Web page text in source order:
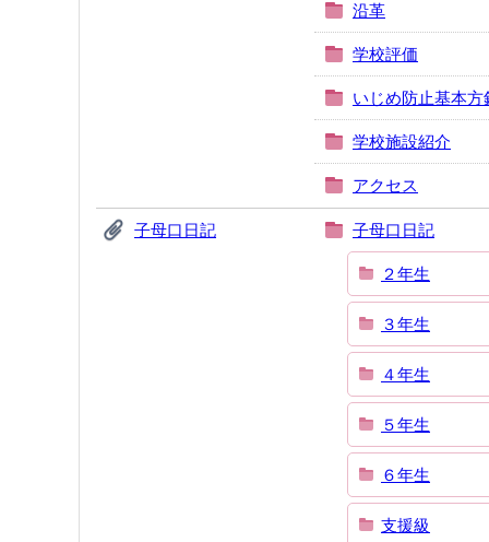
沿革
学校評価
いじめ防止基本方
学校施設紹介
アクセス
子母口日記 子母口日記
２年生
３年生
４年生
５年生
６年生
支援級